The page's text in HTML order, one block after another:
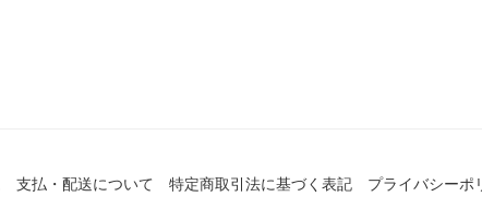
支払・配送について 特定商取引法に基づく表記
プライバシーポ